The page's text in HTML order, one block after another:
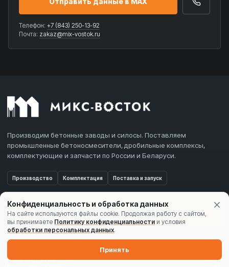
Телефон: +7 (843) 250-13-92
Почта: zakaz@mix-vostok.ru
Производим бетонные заводы и силосы. Поставляем
промышленные бетоносмесители, дробильные комплексы,
комплектующие и запчасти по России и Беларуси.
Производство Комплектация Поставка и запуск
MAX
Быстрый запрос
Написать в MAX
ПРОИЗВОДСТВО И КП
Конфиденциальность и обработка данных
На сайте используются файлы cookie. Продолжая работу с сайтом,
вы принимаете Политику конфиденциальности и условия
обработки персональных данных.
Принять